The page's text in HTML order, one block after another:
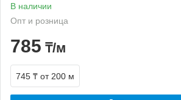
В наличии
Опт и розница
785 ₸/м
745 ₸ от 200 м